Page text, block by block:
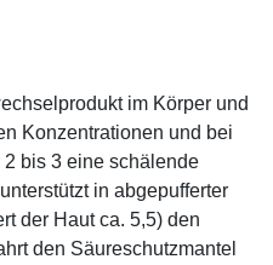
im Körper und
Konzentrationen und bei
bis 3 eine schälende
in abgepufferter
der Haut ca. 5,5) den
den Säureschutzmantel